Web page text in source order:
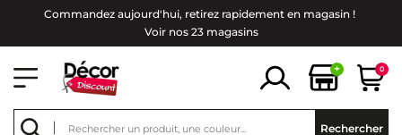
Commandez aujourd'hui, retirez rapidement en magasin !
Voir nos 23 magasins
+ 0
Rechercher